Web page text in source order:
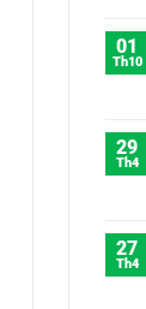
01
Th10
29
Th4
27
Th4